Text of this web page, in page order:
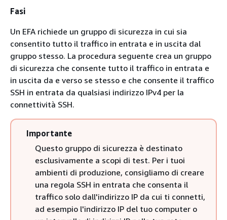
Fasi
Un EFA richiede un gruppo di sicurezza in cui sia
consentito tutto il traffico in entrata e in uscita dal
gruppo stesso. La procedura seguente crea un gruppo
di sicurezza che consente tutto il traffico in entrata e
in uscita da e verso se stesso e che consente il traffico
SSH in entrata da qualsiasi indirizzo IPv4 per la
connettività SSH.
Importante
Questo gruppo di sicurezza è destinato
esclusivamente a scopi di test. Per i tuoi
ambienti di produzione, consigliamo di creare
una regola SSH in entrata che consenta il
traffico solo dall'indirizzo IP da cui ti connetti,
ad esempio l'indirizzo IP del tuo computer o